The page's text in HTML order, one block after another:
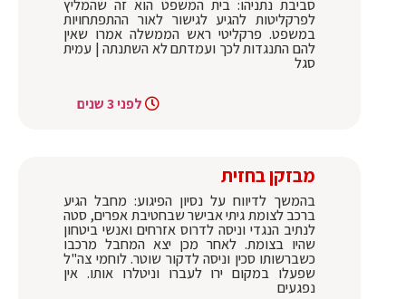
סביבת נתניהו: בית המשפט הוא זה שהמליץ
לפרקליטות להגיע לגישור לאור ההתפתחויות
במשפט. פרקליטי ראש הממשלה אמרו שאין
להם התנגדות לכך ועמדתם לא השתנתה | עמית
סגל
לפני 3 שנים
מבזקן בחזית
בהמשך לדיווח על נסיון הפיגוע: מחבל הגיע
ברכב לצומת גיתי אבישר שבחטיבת אפרים, סטה
לנתיב הנגדי וניסה לדרוס אזרחים ואנשי ביטחון
שהיו בצומת. לאחר מכן יצא המחבל מרכבו
כשברשותו סכין וניסה לדקור שוטר. לוחמי צה"ל
שפעלו במקום ירו לעברו וניטלרו אותו. אין
נפגעים